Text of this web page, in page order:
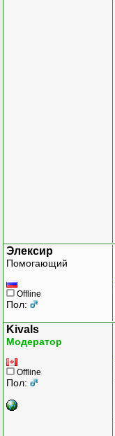
Элексир
Помогающий
Offline
Пол:
Kivals
Модератор
Offline
Пол: